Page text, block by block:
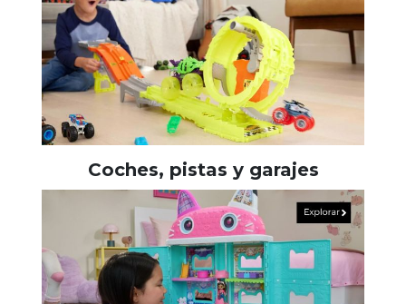
Coches, pistas y garajes